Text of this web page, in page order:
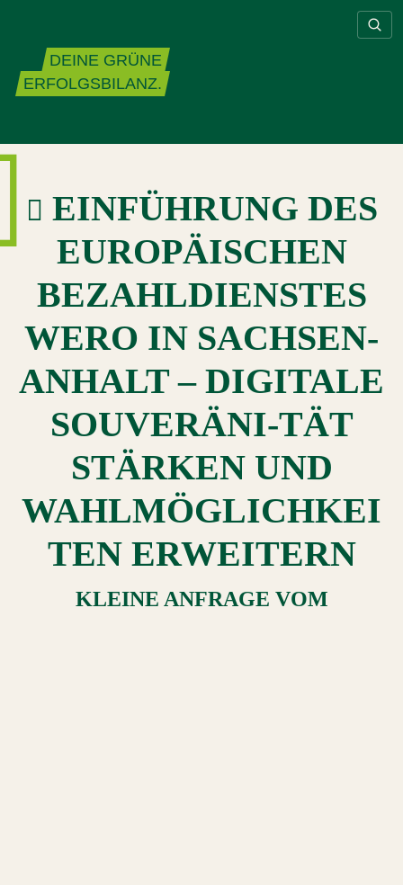
DEINE GRÜNE
ERFOLGSBILANZ.
EINFÜHRUNG DES
EUROPÄISCHEN
BEZAHLDIENSTES
WERO IN SACHSEN-
ANHALT – DIGITALE
SOUVERÄNI-TÄT
STÄRKEN UND
WAHLMÖGLICHKEI
TEN ERWEITERN
KLEINE ANFRAGE VOM